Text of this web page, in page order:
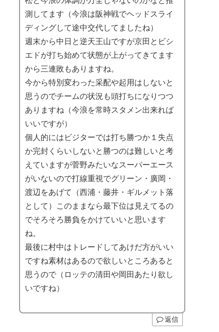
測してます（今浪は阪神戦でヘッドスライ
ディングして途中交代してましたね）
週末から中日と逆天王山ですが京田とビシ
エドが打ち始めて状態が上がってきてます
から三連敗もありますね。
今から特別変わった采配や起用はしないと
思うのでチームの状況も頭打ちになりつつ
ありますね（今浪を常時スタメン出来れば
いいですが）
個人的にはビジターでは打ち勝つか１失点
か完封くらいしないと勝つのは難しいと考
えていますが菅野みたいなスーパーエース
がいないので打線重視でグリーン・廣岡・
渡辺をあげて（西浦・藤井・ギルメット落
として）このままなら最下位は見えてるの
でそろそろ勝負をかけていいと思います
ね。
最後に村中はトレードしてあけだ方がいい
ですね素材はあるので欲しいところあると
思うので（ロッテの清田や岡田あたり欲し
いですね）
返信